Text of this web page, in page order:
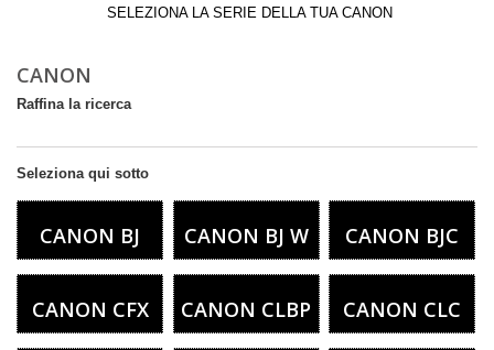
SELEZIONA LA SERIE DELLA TUA CANON
CANON
Raffina la ricerca
Seleziona qui sotto
CANON BJ CANON BJ W CANON BJC
CANON CFX CANON CLBP CANON CLC